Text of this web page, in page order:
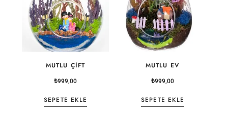
MUTLU ÇIFT
₺999,00
SEPETE EKLE
MUTLU EV
₺999,00
SEPETE EKLE